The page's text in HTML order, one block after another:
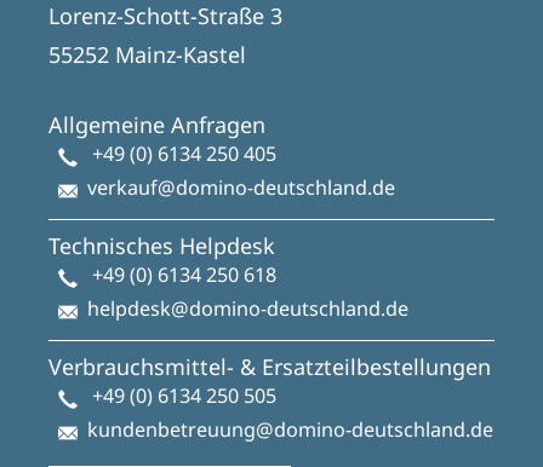
Lorenz-Schott-Straße 3
55252 Mainz-Kastel
Allgemeine Anfragen
+49 (0) 6134 250 405
verkauf@domino-deutschland.de
Technisches Helpdesk
+49 (0) 6134 250 618
helpdesk@domino-deutschland.de
Verbrauchsmittel- & Ersatzteilbestellungen
+49 (0) 6134 250 505
kundenbetreuung@domino-deutschland.de